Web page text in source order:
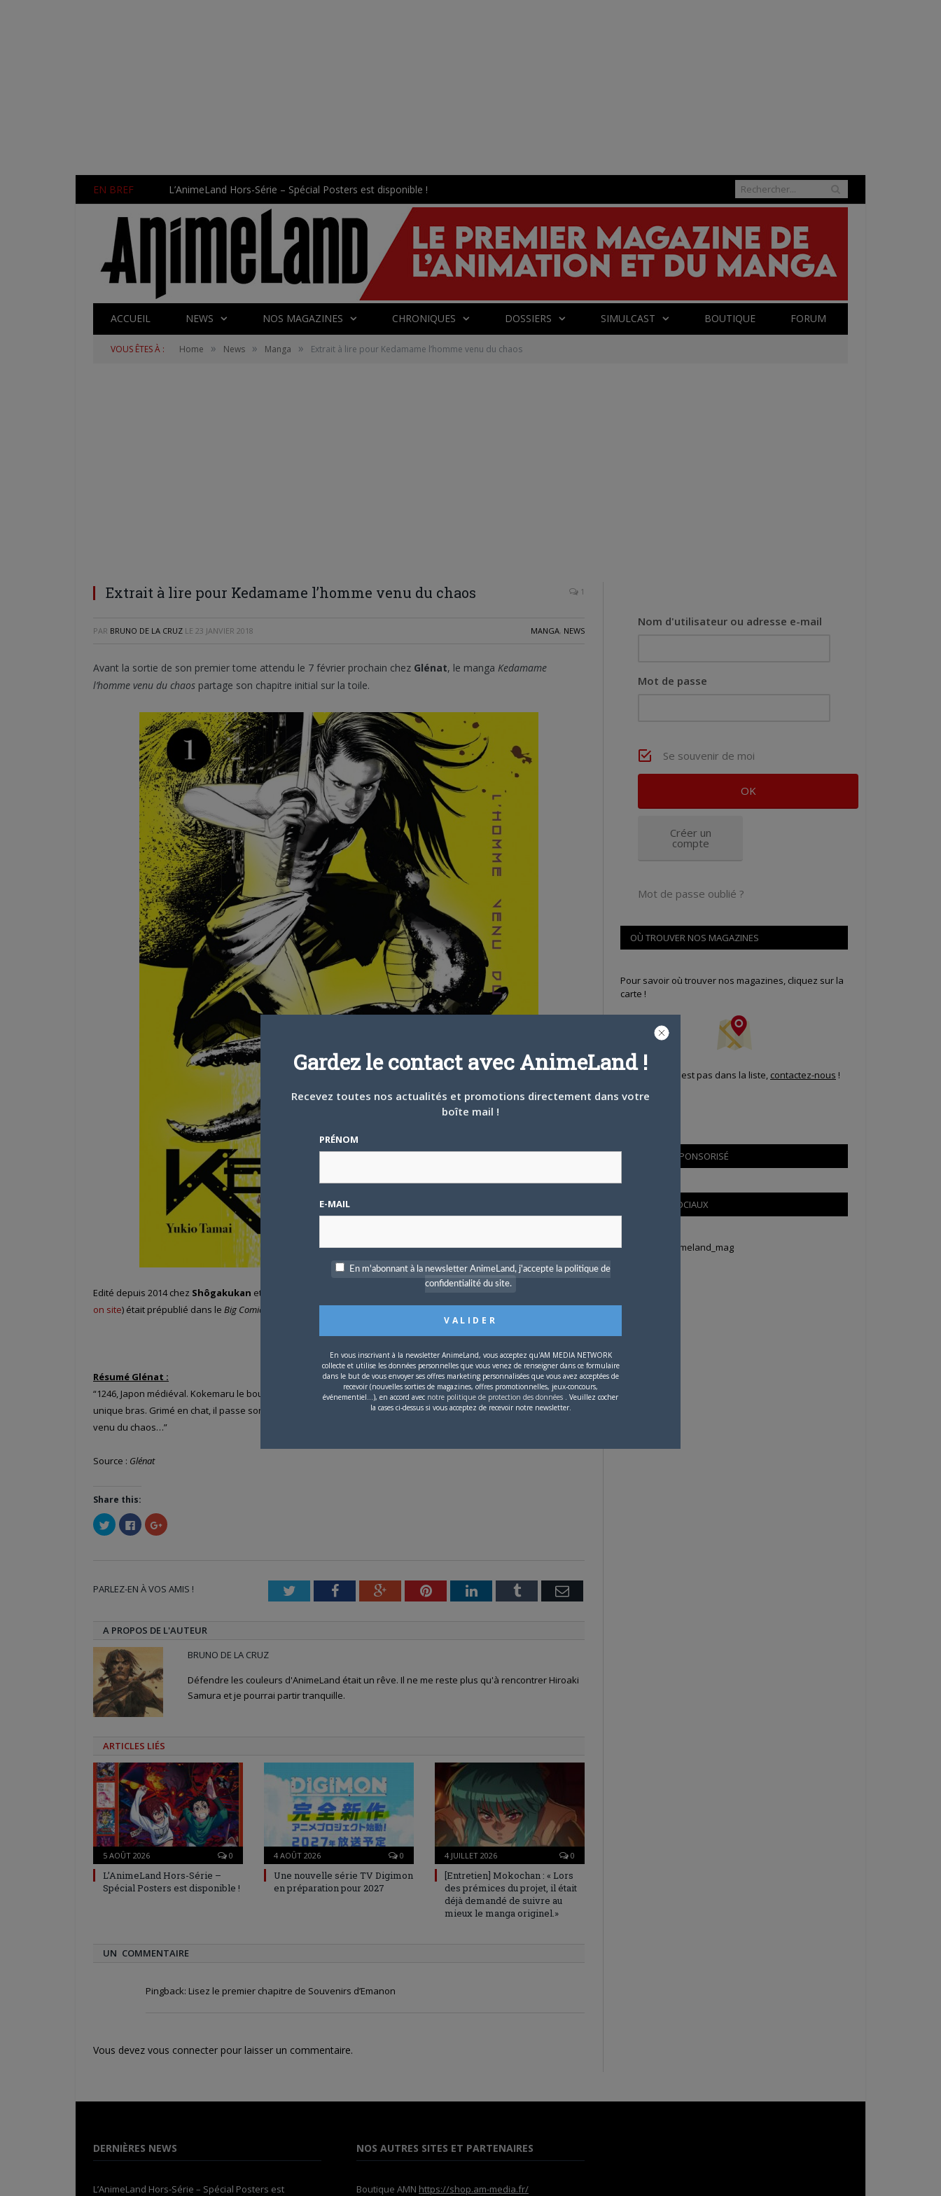
EN BREF L’AnimeLand Hors-Série – Spécial Posters est disponible !
ACCUEIL NEWS NOS MAGAZINES CHRONIQUES DOSSIERS SIMULCAST BOUTIQUE FORUM
VOUS ÊTES À : Home » News » Manga » Extrait à lire pour Kedamame l’homme venu du chaos
Extrait à lire pour Kedamame l’homme venu du chaos 1
PAR BRUNO DE LA CRUZ LE 23 JANVIER 2018 MANGA, NEWS
Avant la sortie de son premier tome attendu le 7 février prochain chez Glénat, le manga Kedamame
l’homme venu du chaos partage son chapitre initial sur la toile.
Edité depuis 2014 chez Shôgakukan et conclu en 4 volumes, ce titre de
on site) était prépublié dans le Big Comic Spirits
Résumé Glénat :
“1246, Japon médiéval. Kokemaru le bouffon protège la jolie danseuse Mayu et sa sœur la belle Kyara, malgré son
unique bras. Grimé en chat, il passe son temps à raconter des inepties, mais il est en réalité Kedamame, l’homme
venu du chaos…”
Source : Glénat
Share this:
Cliquez
pour
partager
fenêtre)
Cliquez
pour
partager
fenêtre)
Cliquez
pour
nouvelle
PARLEZ-EN À VOS AMIS ! TwitterFacebookGoogle+PinterestLinkedInTumblr Email
A PROPOS DE L'AUTEUR
BRUNO DE LA CRUZ
Défendre les couleurs d'AnimeLand était un rêve. Il ne me reste plus qu'à rencontrer Hiroaki
Samura et je pourrai partir tranquille.
ARTICLES LIÉS
5 AOÛT 2026 0
L’AnimeLand Hors-Série –
Spécial Posters est disponible !
4 AOÛT 2026 0
Une nouvelle série TV Digimon
en préparation pour 2027
4 JUILLET 2026 0
[Entretien] Mokochan : « Lors
des prémices du projet, il était
déjà demandé de suivre au
mieux le manga originel.»
UN COMMENTAIRE
Pingback: Lisez le premier chapitre de Souvenirs d’Emanon
Vous devez vous connecter pour laisser un commentaire.
Nom d'utilisateur ou adresse e-mail
Mot de passe
Se souvenir de moi
Créer un
compte
Mot de passe oublié ?
OÙ TROUVER NOS MAGAZINES
Pour savoir où trouver nos magazines, cliquez sur la
carte !
Si votre ville n'est pas dans la liste, contactez-nous !
CONTENU SPONSORISÉ
RÉSEAUX SOCIAUX
Tweets by Animeland_mag
DERNIÈRES NEWS
L’AnimeLand Hors-Série – Spécial Posters est
NOS AUTRES SITES ET PARTENAIRES
Boutique AMN https://shop.am-media.fr/
Gardez le contact avec AnimeLand !
Recevez toutes nos actualités et promotions directement dans votre
boîte mail !
PRÉNOM
E-MAIL
En m'abonnant à la newsletter AnimeLand, j'accepte la politique de
confidentialité du site.
En vous inscrivant à la newsletter AnimeLand, vous acceptez qu'AM MEDIA NETWORK
collecte et utilise les données personnelles que vous venez de renseigner dans ce formulaire
dans le but de vous envoyer ses offres marketing personnalisées que vous avez acceptées de
recevoir (nouvelles sorties de magazines, offres promotionnelles, jeux-concours,
événementiel...), en accord avec notre politique de protection des données . Veuillez cocher
la cases ci-dessus si vous acceptez de recevoir notre newsletter.